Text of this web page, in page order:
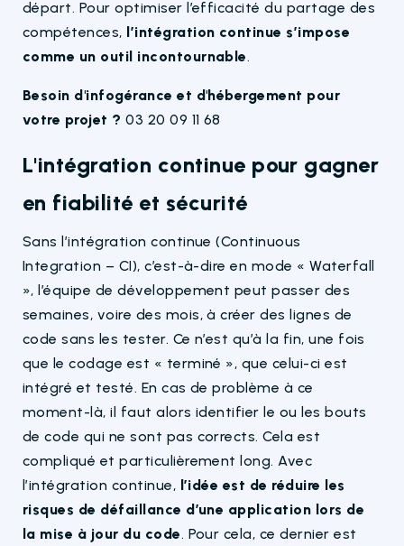
départ. Pour optimiser l’efficacité du partage des
compétences, l’intégration continue s’impose
comme un outil incontournable.
Besoin d'infogérance et d'hébergement pour
votre projet ? 03 20 09 11 68
L'intégration continue pour gagner
en fiabilité et sécurité
Sans l’intégration continue (Continuous
Integration – CI), c’est-à-dire en mode « Waterfall
», l’équipe de développement peut passer des
semaines, voire des mois, à créer des lignes de
code sans les tester. Ce n’est qu’à la fin, une fois
que le codage est « terminé », que celui-ci est
intégré et testé. En cas de problème à ce
moment-là, il faut alors identifier le ou les bouts
de code qui ne sont pas corrects. Cela est
compliqué et particulièrement long. Avec
l’intégration continue, l’idée est de réduire les
risques de défaillance d’une application lors de
la mise à jour du code. Pour cela, ce dernier est